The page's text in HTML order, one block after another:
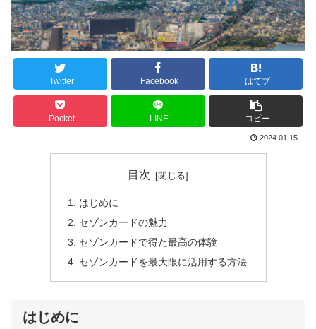
Twitter Facebook はてブ
Pocket LINE コピー
2024.01.15
目次
はじめに
セゾンカードの魅力
セゾンカードで得た最高の体験
セゾンカードを最大限に活用する方法
はじめに